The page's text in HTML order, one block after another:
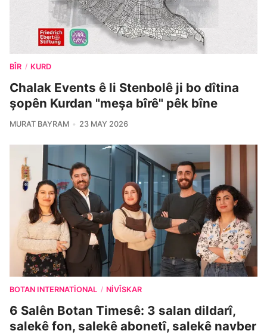
BÎR / KURD
Chalak Events ê li Stenbolê ji bo dîtina
şopên Kurdan "meşa bîrê" pêk bîne
MURAT BAYRAM 23 MAY 2026
BOTAN INTERNATIONAL / NIVÎSKAR
6 Salên Botan Timesê: 3 salan dildarî,
salekê fon, salekê abonetî, salekê navber